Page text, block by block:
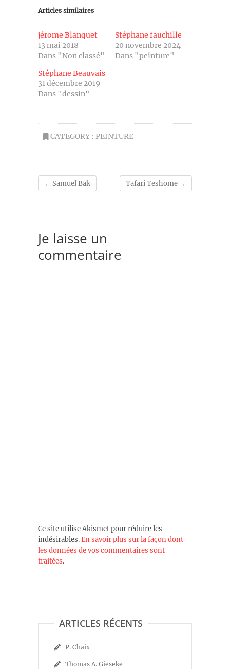
Articles similaires
jérome Blanquet
13 mai 2018
Dans "Non classé"
Stéphane fauchille
20 novembre 2024
Dans "peinture"
Stéphane Beauvais
31 décembre 2019
Dans "dessin"
CATEGORY : PEINTURE
← Samuel Bak Tafari Teshome →
Je laisse un
commentaire
Ce site utilise Akismet pour réduire les
indésirables.En savoir plus sur la façon dont
les données de vos commentaires sont
traitées.
ARTICLES RÉCENTS
P. Chaix
Thomas A. Gieseke